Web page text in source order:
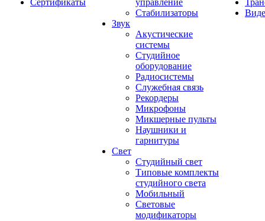
Сертификаты
управление
Стабилизаторы
Звук
Акустические
системы
Студийное
оборудование
Радиосистемы
Служебная связь
Рекордеры
Микрофоны
Микшерные пульты
Наушники и
гарнитуры
Свет
Студийный свет
Типовые комплекты
студийного света
Мобильный
Световые
модификаторы